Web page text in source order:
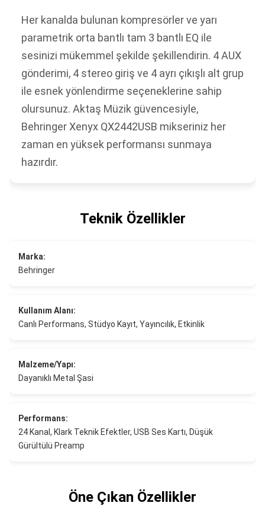
Her kanalda bulunan kompresörler ve yarı
parametrik orta bantlı tam 3 bantlı EQ ile
sesinizi mükemmel şekilde şekillendirin. 4 AUX
gönderimi, 4 stereo giriş ve 4 ayrı çıkışlı alt grup
ile esnek yönlendirme seçeneklerine sahip
olursunuz. Aktaş Müzik güvencesiyle,
Behringer Xenyx QX2442USB mikseriniz her
zaman en yüksek performansı sunmaya
hazırdır.
Teknik Özellikler
Marka:
Behringer
Kullanım Alanı:
Canlı Performans, Stüdyo Kayıt, Yayıncılık, Etkinlik
Malzeme/Yapı:
Dayanıklı Metal Şasi
Performans:
24 Kanal, Klark Teknik Efektler, USB Ses Kartı, Düşük
Gürültülü Preamp
Öne Çıkan Özellikler